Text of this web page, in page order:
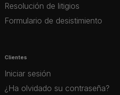
Resolución de litigios
Formulario de desistimiento
Clientes
Iniciar sesión
¿Ha olvidado su contraseña?